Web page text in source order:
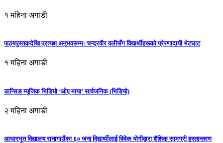
१ महिना अगाडी
पाठ्यपुस्तकदेखि प्रत्यक्ष अनुभवसम्म: चन्द्रवीर वलीसँग विद्यार्थीहरूको प्रेरणादायी भेटघाट
१ महिना अगाडी
डान्सिङ म्युजिक भिडियो ‘ओए माया’ सार्वजनिक (भिडियो)
२ महिना अगाडी
आधारभूत विद्यालय रानागाउँका ६० जना विद्यार्थीलाई विवेक योगीद्वारा शैक्षिक सामग्री हस्तान्तरण